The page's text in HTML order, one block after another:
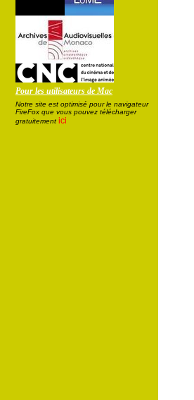
Pour les utilisateurs de Mac
Notre site est optimisé pour le navigateur
FireFox que vous pouvez télécharger
gratuitement ici